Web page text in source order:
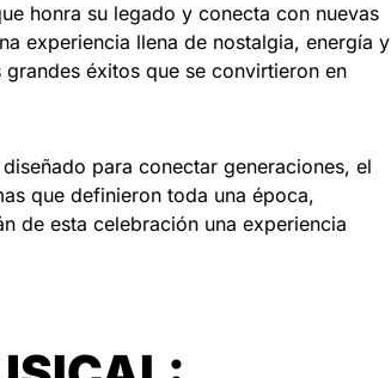
honra su legado y conecta con nuevas
experiencia llena de nostalgia, energía y
éxitos que se convirtieron en
para conectar generaciones, el
que definieron toda una época,
de esta celebración una experiencia